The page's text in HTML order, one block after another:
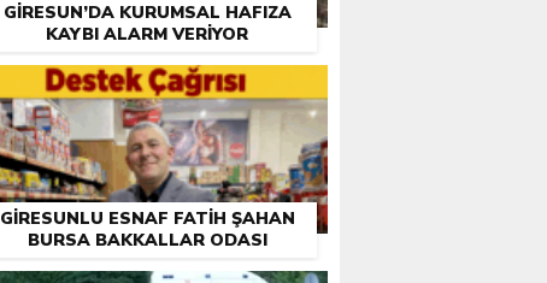
GIRESUN’DA KURUMSAL HAFIZA
KAYBI ALARM VERIYOR
GIRESUNLU ESNAF FATIH ŞAHAN
BURSA BAKKALLAR ODASI